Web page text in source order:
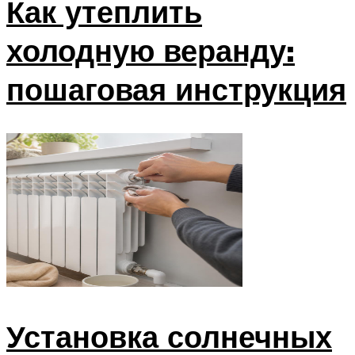
Как утеплить
холодную веранду:
пошаговая инструкция
Установка солнечных